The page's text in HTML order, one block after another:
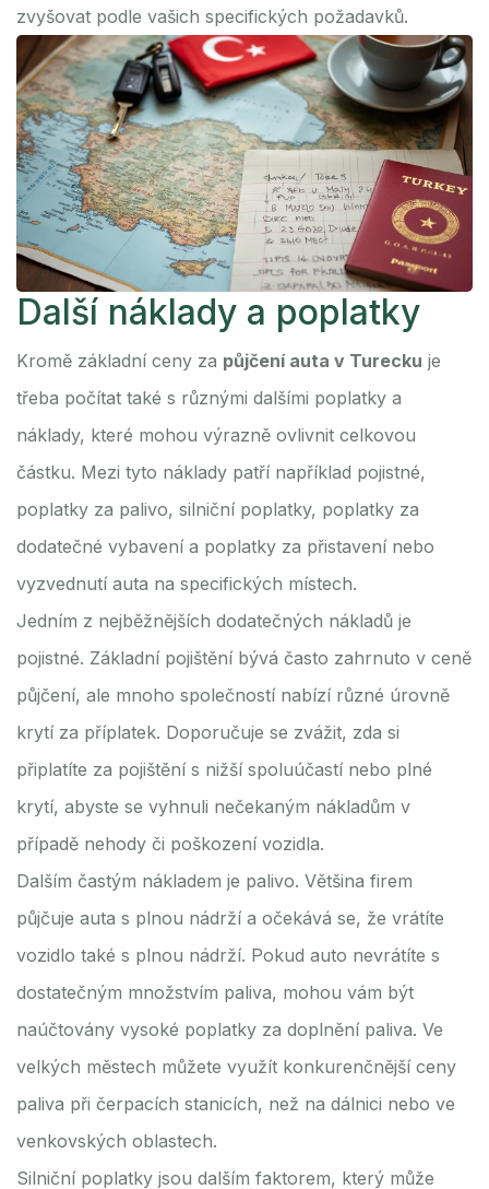
zvyšovat podle vašich specifických požadavků.
Další náklady a poplatky
Kromě základní ceny za půjčení auta v Turecku je
třeba počítat také s různými dalšími poplatky a
náklady, které mohou výrazně ovlivnit celkovou
částku. Mezi tyto náklady patří například pojistné,
poplatky za palivo, silniční poplatky, poplatky za
dodatečné vybavení a poplatky za přistavení nebo
vyzvednutí auta na specifických místech.
Jedním z nejběžnějších dodatečných nákladů je
pojistné. Základní pojištění bývá často zahrnuto v ceně
půjčení, ale mnoho společností nabízí různé úrovně
krytí za příplatek. Doporučuje se zvážit, zda si
připlatíte za pojištění s nižší spoluúčastí nebo plné
krytí, abyste se vyhnuli nečekaným nákladům v
případě nehody či poškození vozidla.
Dalším častým nákladem je palivo. Většina firem
půjčuje auta s plnou nádrží a očekává se, že vrátíte
vozidlo také s plnou nádrží. Pokud auto nevrátíte s
dostatečným množstvím paliva, mohou vám být
naúčtovány vysoké poplatky za doplnění paliva. Ve
velkých městech můžete využít konkurenčnější ceny
paliva při čerpacích stanicích, než na dálnici nebo ve
venkovských oblastech.
Silniční poplatky jsou dalším faktorem, který může